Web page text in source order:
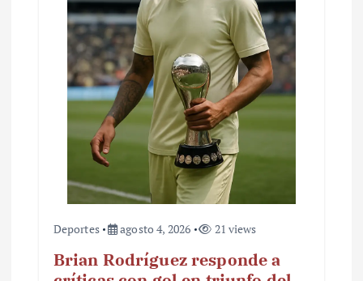
Deportes agosto 4, 2026 21 views
Brian Rodríguez responde a